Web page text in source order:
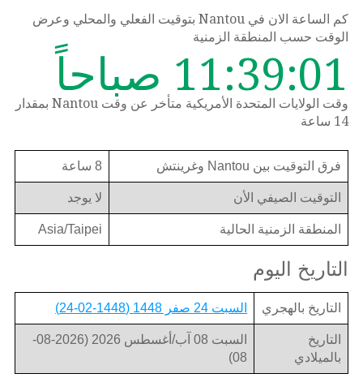
كم الساعة الان في Nantou بتوقيت الفعلي والمحلي وعرض
الوقت حسب المنطقة الزمنية
11:39:01 صباحاً
وقت الولايات المتحدة الأمريكية متأخر عن وقت Nantou بمقدار
14 ساعة
فرق التوقيت بين Nantou وغرينتش 8 ساعة
التوقيت الصيفي الأن لا يوجد
المنطقة الزمنية الحالية Asia/Taipei
التاريخ اليوم
التاريخ بالهجري السبت 24 صفر 1448 (1448-02-24)
التاريخ
بالميلادي
السبت 08 آب/أغسطس 2026 (2026-08-
08)